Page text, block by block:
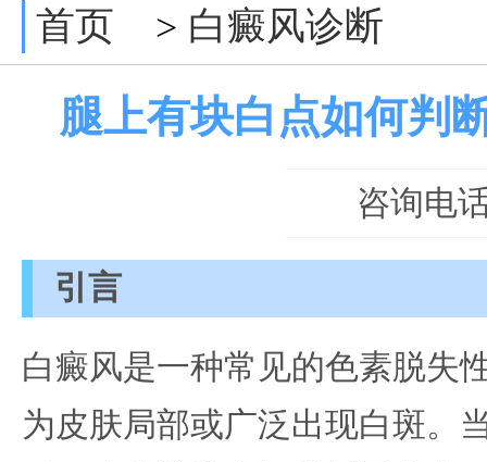
首页 > 白癜风诊断
腿上有块白点如何判
咨询电
引言
白癜风是一种常见的色素脱失
为皮肤局部或广泛出现白斑。